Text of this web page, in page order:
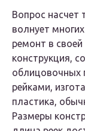
Вопрос насчет
волнует
ремонт в
конструкция,
облицовочных
рейками,
пластика,
Размеры